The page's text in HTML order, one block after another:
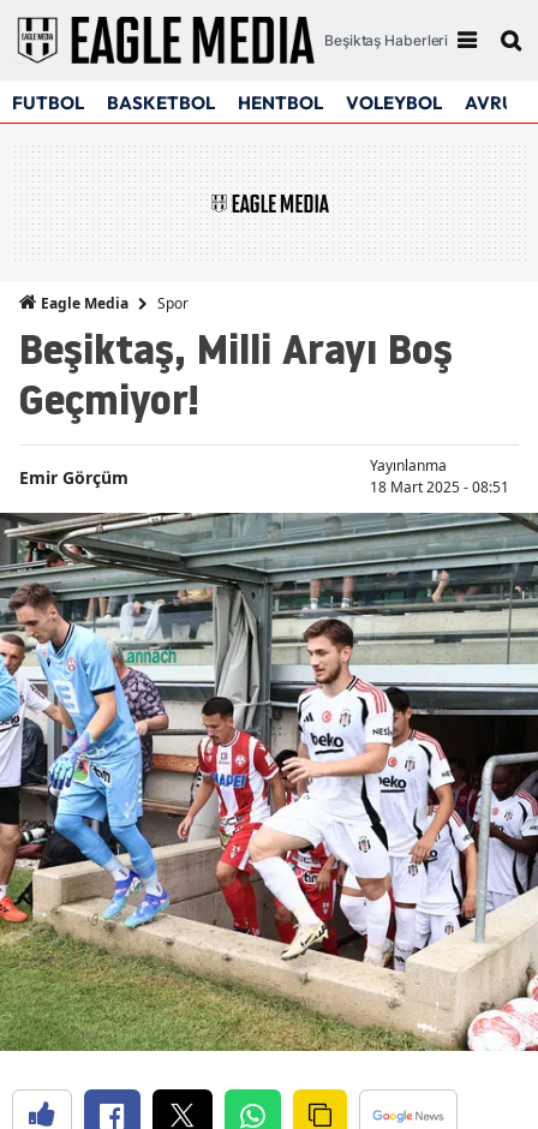
Beşiktaş Haberleri
FUTBOL BASKETBOL HENTBOL VOLEYBOL
Eagle Media Spor
Beşiktaş, Milli Arayı Boş
Geçmiyor!
Emir Görçüm
Yayınlanma
18 Mart 2025 - 08:51